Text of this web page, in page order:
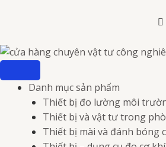
dung
Danh mục sản phẩm
Thiết bị đo lường môi
Thiết bị và vật tư trong
Thiết bị mài và đánh bóng